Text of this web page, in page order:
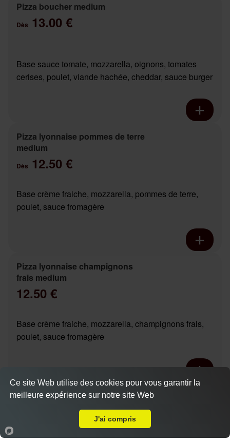
Pizza boucher medium
Dès 13.00 €
Base sauce tomate, mozzarella, oignons, tomates
cerises, poulet, viande hachée, cheddar, sauce burger
Pizza lyonnaise pommes de terre
medium
Dès 12.50 €
Base crème fraiche, mozzarella, pommes de terre,
poulet, sauce fromagère
Pizza lyonnaise champignons
frais medium
12.50 €
Base crème fraiche, mozzarella, champignons frais,
poulet, sauce fromagère
Pizza chicken boursin base
Accueil Panier Compte
Actuellement fermé
Ce site Web utilise des cookies pour vous garantir la
meilleure expérience sur notre site Web
J'ai compris